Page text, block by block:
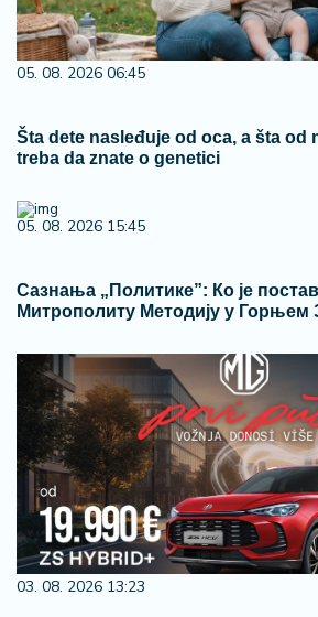
05. 08. 2026 06:45
Šta dete nasleđuje od oca, a šta od
treba da znate o genetici
05. 08. 2026 15:45
Сазнања „Политике”: Ко је
Митрополиту Методију у Горњем
03. 08. 2026 13:23